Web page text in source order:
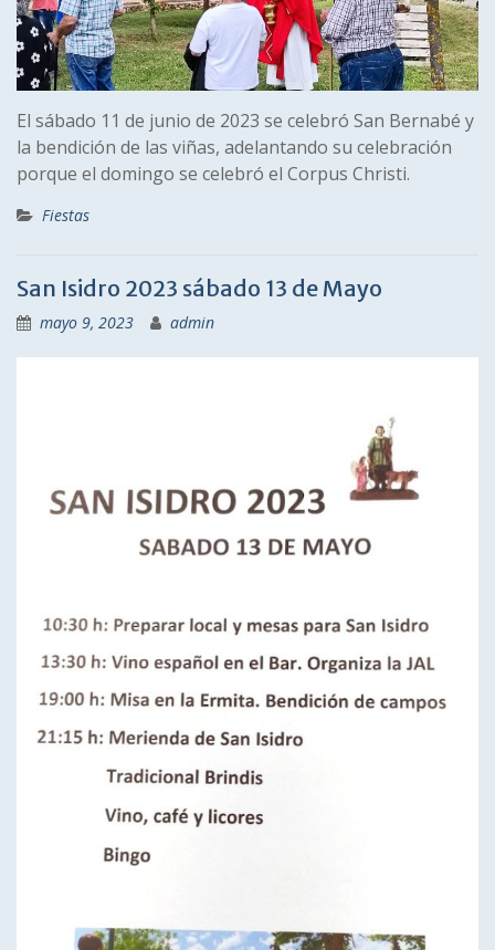
El sábado 11 de junio de 2023 se celebró San Bernabé y
la bendición de las viñas, adelantando su celebración
porque el domingo se celebró el Corpus Christi.
Fiestas
San Isidro 2023 sábado 13 de Mayo
mayo 9, 2023 admin